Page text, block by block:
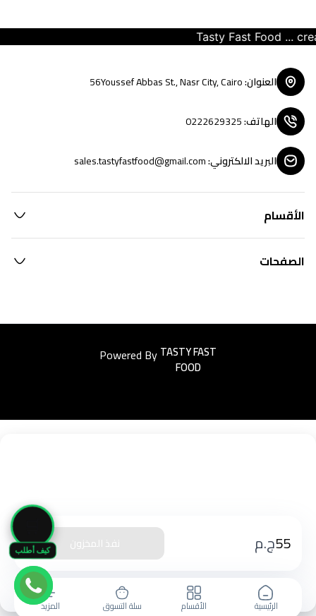
كيف أطلب 55ج.م نفذ المخزون
الرئيسية الأقسام سلة التسوق المزيد
Tasty Fast Food ...
العنوان:
56Youssef Abbas St., Nasr City, Cairo
الهاتف:
0222629325
البريد الالكتروني:
sales.tastyfastfood@gmail.com
الأقسام
الصفحات
Powered ByEasyorders